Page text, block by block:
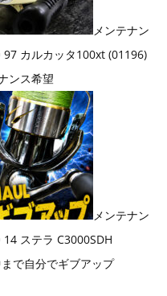
メンテナン
カルカッタ100xt (01196)
ンス希望
メンテナン
ステラ C3000SDH
で自分でギブアップ